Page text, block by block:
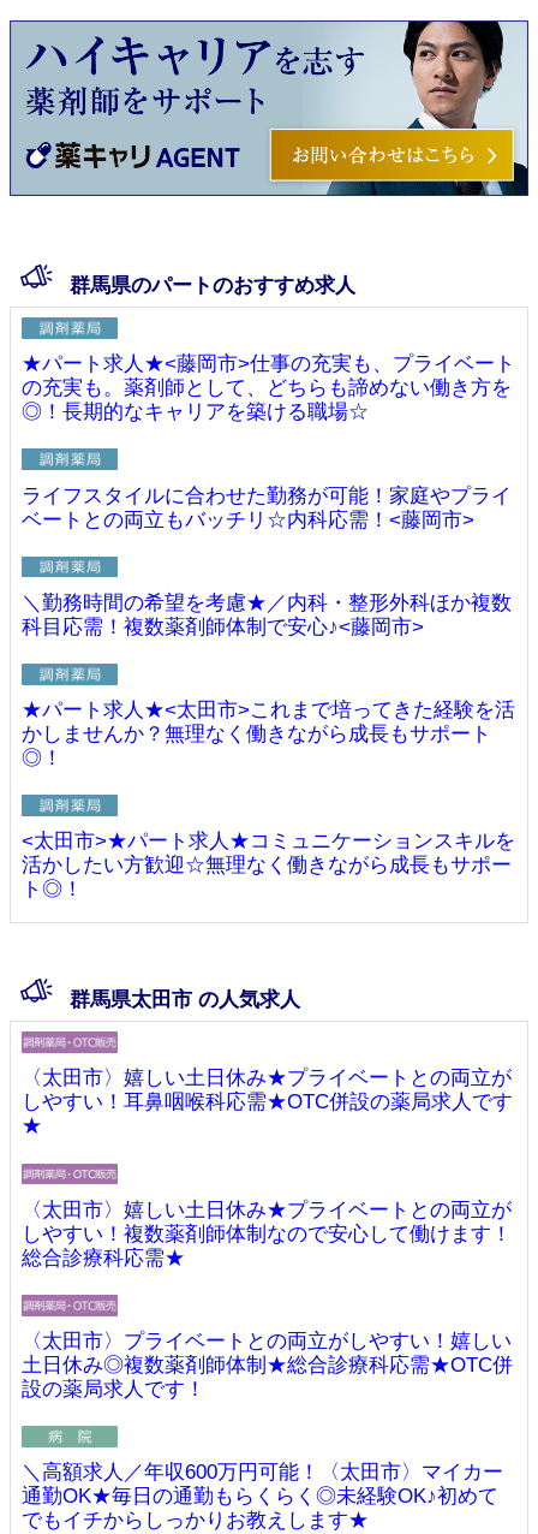
群馬県のパートのおすすめ求人
★パート求人★<藤岡市>仕事の充実も、プライベート
の充実も。薬剤師として、どちらも諦めない働き方を
◎！長期的なキャリアを築ける職場☆
ライフスタイルに合わせた勤務が可能！家庭やプライ
ベートとの両立もバッチリ☆内科応需！<藤岡市>
＼勤務時間の希望を考慮★／内科・整形外科ほか複数
科目応需！複数薬剤師体制で安心♪<藤岡市>
★パート求人★<太田市>これまで培ってきた経験を活
かしませんか？無理なく働きながら成長もサポート
◎！
<太田市>★パート求人★コミュニケーションスキルを
活かしたい方歓迎☆無理なく働きながら成長もサポー
ト◎！
群馬県太田市 の人気求人
〈太田市〉嬉しい土日休み★プライベートとの両立が
しやすい！耳鼻咽喉科応需★OTC併設の薬局求人です
★
〈太田市〉嬉しい土日休み★プライベートとの両立が
しやすい！複数薬剤師体制なので安心して働けます！
総合診療科応需★
〈太田市〉プライベートとの両立がしやすい！嬉しい
土日休み◎複数薬剤師体制★総合診療科応需★OTC併
設の薬局求人です！
＼高額求人／年収600万円可能！〈太田市〉マイカー
通勤OK★毎日の通勤もらくらく◎未経験OK♪初めて
でもイチからしっかりお教えします★